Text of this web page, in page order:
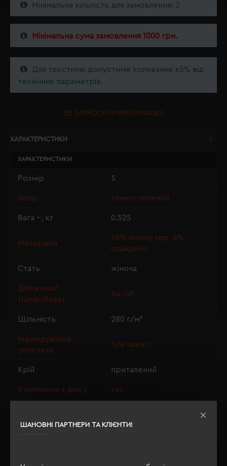
ШАНОВНІ ПАРТНЕРИ ТА КЛІЄНТИ!
Мінімальна кількість для замовлення: 2
Мінімальна сума замовлення 1000 грн.
Для текстилю допустиме коливання ±5% від
технічних параметрів.
ЗАПРОСИТИ ІНФОРМАЦІЮ
ХАРАКТЕРИСТИКИ
ХАРАКТЕРИСТИКИ
Розмір S
Колір темно-зелений
Вага ~, кг 0.525
Матеріали
96% поліестер, 4%
спандекс
Стать жіноча
Довжина/
Напівобхват
64/49
Щільність 280 г/м²
Індивідуальна
упаковка
п/е пакет
Крій приталений
Утеплення з флісу так